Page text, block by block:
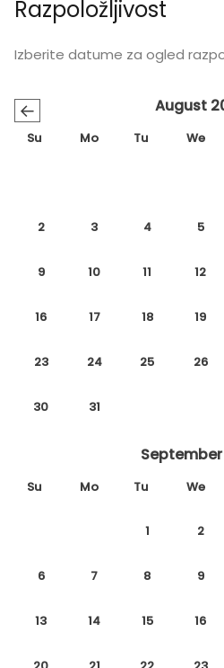
Razpoložljivost
Izberite datume za ogled
← August
Su Mo Tu We
2 3 4 5
9 10 11 12
16 17 18 19
23 24 25 26
30 31
Su Mo Tu We
1 2
6 7 8 9
13 14 15 16